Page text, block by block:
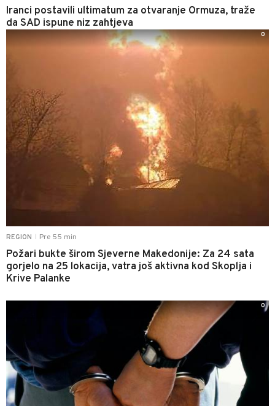
Iranci postavili ultimatum za otvaranje Ormuza, traže
da SAD ispune niz zahtjeva
REGION Pre 55 min
Požari bukte širom Sjeverne Makedonije: Za 24 sata
gorjelo na 25 lokacija, vatra još aktivna kod Skoplja i
Krive Palanke
0
0